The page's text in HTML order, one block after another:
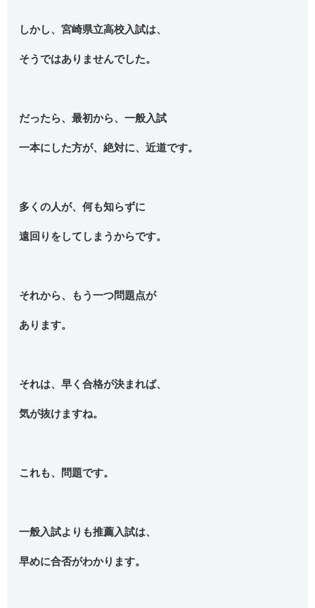
しかし、宮崎県立高校入試は、
そうではありませんでした。
だったら、最初から、一般入試
一本にした方が、絶対に、近道です。
多くの人が、何も知らずに
遠回りをしてしまうからです。
それから、もう一つ問題点が
あります。
それは、早く合格が決まれば、
気が抜けますね。
これも、問題です。
一般入試よりも推薦入試は、
早めに合否がわかります。